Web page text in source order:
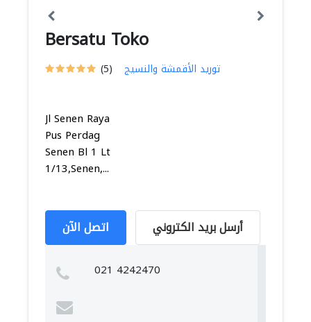
Bersatu Toko
(5) توريد الأقمشة والنسيج
Jl Senen Raya
Pus Perdag
Senen Bl 1 Lt
1/13,Senen,...
اتصل الآن أرسل بريد الكتروني
021 4242470